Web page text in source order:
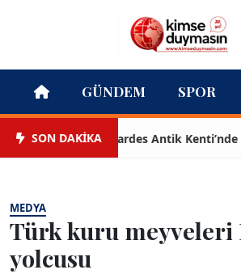
GÜNDEM SPOR
SON DAKİKASardes Antik Kenti’nde
MEDYA
Türk kuru meyveleri
yolcusu